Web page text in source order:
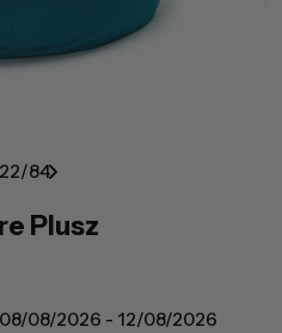
/84
Plusz
08/08/2026 - 12/08/2026